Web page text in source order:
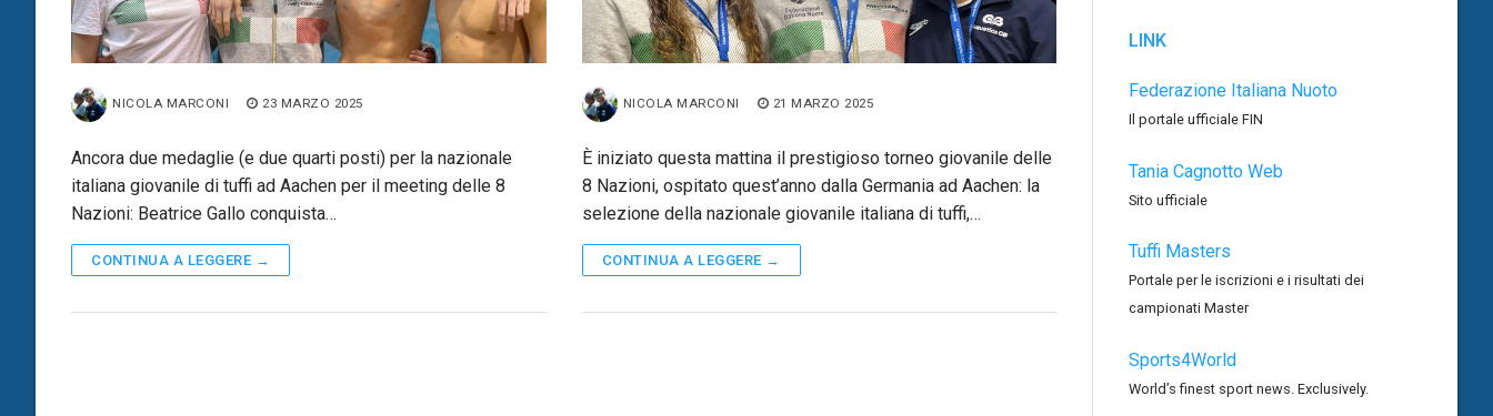
NICOLA MARCONI 23 MARZO 2025
Ancora due medaglie (e due quarti posti) per la nazionale
italiana giovanile di tuffi ad Aachen per il meeting delle 8
Nazioni: Beatrice Gallo conquista…
CONTINUA A LEGGERE →
NICOLA MARCONI 21 MARZO 2025
È iniziato questa mattina il prestigioso torneo giovanile delle
8 Nazioni, ospitato quest’anno dalla Germania ad Aachen: la
selezione della nazionale giovanile italiana di tuffi,…
CONTINUA A LEGGERE →
LINK
Federazione Italiana Nuoto
Il portale ufficiale FIN
Tania Cagnotto Web
Sito ufficiale
Tuffi Masters
Portale per le iscrizioni e i risultati dei
campionati Master
Sports4World
World’s finest sport news. Exclusively.